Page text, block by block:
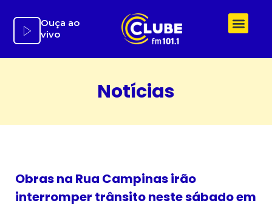
para
Ouça ao
vivo
Notícias
Obras na Rua Campinas irão
interromper trânsito neste sábado em